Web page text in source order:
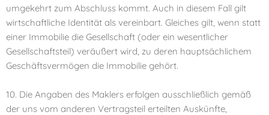
umgekehrt zum Abschluss kommt. Auch in diesem Fall gilt
wirtschaftliche Identität als vereinbart. Gleiches gilt, wenn statt
einer Immobilie die Gesellschaft (oder ein wesentlicher
Gesellschaftsteil) veräußert wird, zu deren hauptsächlichem
Geschäftsvermögen die Immobilie gehört.
10. Die Angaben des Maklers erfolgen ausschließlich gemäß
der uns vom anderen Vertragsteil erteilten Auskünfte,